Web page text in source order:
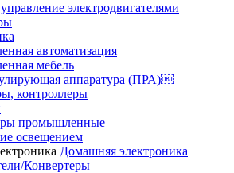
электродвигателями
автоматизация
мебель
аппаратура (ПРА)￼
контроллеры
промышленные
освещением
Домашняя электроника
Конвертеры